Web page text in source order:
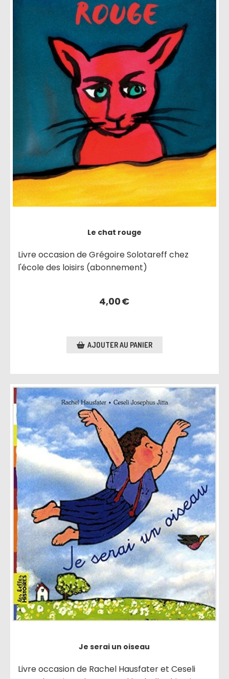
Le chat rouge
Livre occasion de Grégoire Solotareff chez
l'école des loisirs (abonnement)
4,00€
AJOUTER AU PANIER
Je serai un oiseau
Livre occasion de Rachel Hausfater et Ceseli